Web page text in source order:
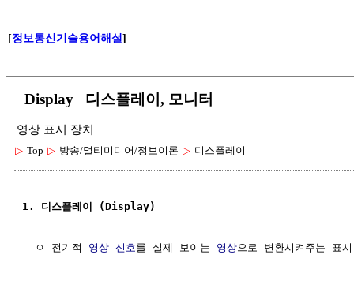
[정보통신기술용어해설]
Display 디스플레이, 모니터
영상 표시 장치
▷ Top ▷ 방송/멀티미디어/정보이론 ▷ 디스플레이
1. 디스플레이 (Display)
  ㅇ 전기적
영상 신호를 실제 보이는 영상으로 변환시켜주는 표